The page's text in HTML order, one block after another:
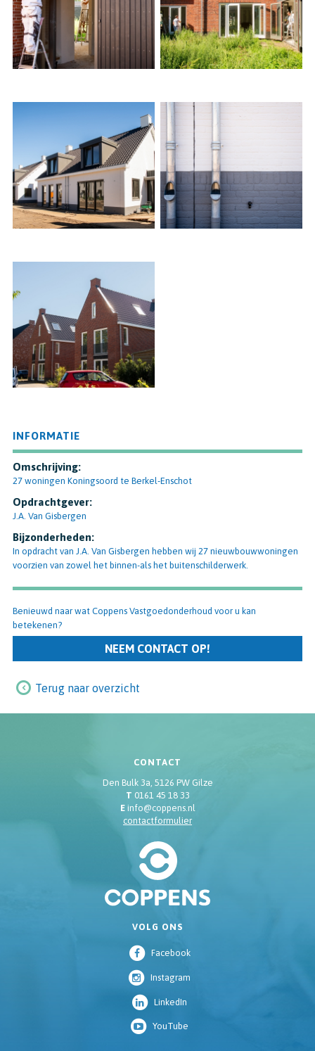
INFORMATIE
Omschrijving:
27 woningen Koningsoord te Berkel-Enschot
Opdrachtgever:
J.A. Van Gisbergen
Bijzonderheden:
In opdracht van J.A. Van Gisbergen hebben wij 27 nieuwbouwwoningen
voorzien van zowel het binnen-als het buitenschilderwerk.
Benieuwd naar wat Coppens Vastgoedonderhoud voor u kan
betekenen?
NEEM CONTACT OP!
Terug naar overzicht
CONTACT
Den Bulk 3a, 5126 PW Gilze
T 0161 45 18 33
Einfo@coppens.nl
contactformulier
VOLG ONS
Facebook
Instagram
LinkedIn
YouTube